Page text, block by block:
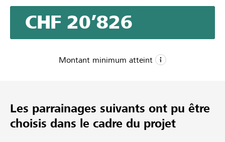
CHF 20’826
Montant minimum atteint
CHF 20’000
Montant désiré
Les parrainages suivants ont pu être
choisis dans le cadre du projet